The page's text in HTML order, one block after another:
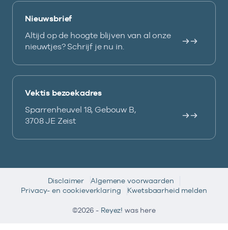
Nieuwsbrief
Altijd op de hoogte blijven van al onze
nieuwtjes? Schrijf je nu in.
Vektis bezoekadres
Sparrenheuvel 18, Gebouw B,
3708 JE Zeist
Disclaimer
Algemene voorwaarden
Privacy- en cookieverklaring
Kwetsbaarheid melden
©2026 - Reyez! was here